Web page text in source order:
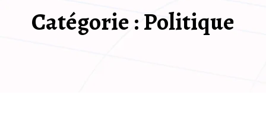
Catégorie :Politique